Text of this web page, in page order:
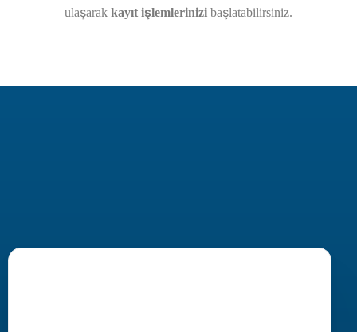
ulaşarak kayıt işlemlerinizi başlatabilirsiniz.